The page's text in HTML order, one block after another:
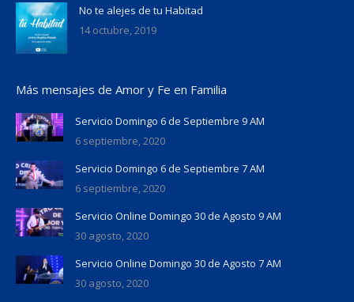
No te alejes de tu Habitad
14 octubre, 2019
Más mensajes de Amor y Fe en Familia
Servicio Domingo 6 de Septiembre 9 AM
6 septiembre, 2020
Servicio Domingo 6 de Septiembre 7 AM
6 septiembre, 2020
Servicio Online Domingo 30 de Agosto 9 AM
30 agosto, 2020
Servicio Online Domingo 30 de Agosto 7 AM
30 agosto, 2020